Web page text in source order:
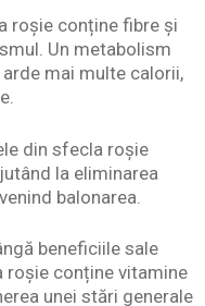
roșie conține fibre și
Un metabolism
mai multe calorii,
din sfecla roșie
la eliminarea
balonarea.
beneficiile sale
roșie conține vitamine
unei stări generale